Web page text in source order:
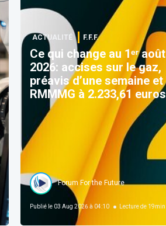
SD Worx
ACTUALITÉ F.F.F.
Ce qui change au 1ᵉʳ août
2026: accises sur le gaz,
préavis d’une semaine et
RMMMG à 2.233,61 euros
Forum For the Future
Publié le 03 Aug 2026 à 04:10 Lecture de 19min